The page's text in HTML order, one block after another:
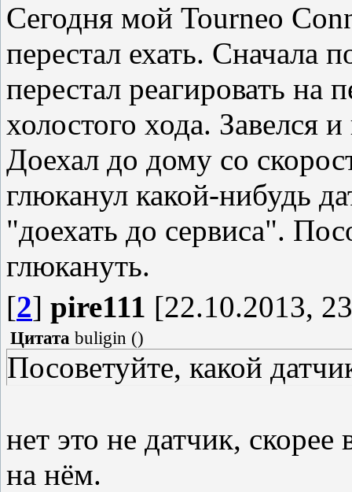
Сегодня мой Tourneo
перестал ехать. Сначала
перестал реагировать на
холостого хода. Завелся
Доехал до дому со
глюканул какой-нибудь
"доехать до сервиса".
глюкануть.
[2] pire111 [22.10.2013,
Цитата buligin ()
Посоветуйте, какой
нет это не датчик,
на нём.